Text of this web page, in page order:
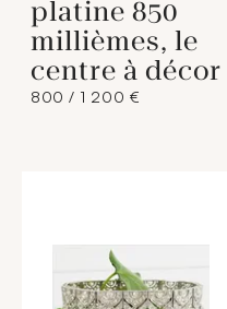
platine 850
millièmes, le
centre à décor
800 / 1 200 €